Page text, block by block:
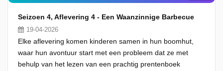
Seizoen 4, Aflevering 4 - Een Waanzinnige Barbecue
19-04-2026
Elke aflevering komen kinderen samen in hun boomhut,
waar hun avontuur start met een probleem dat ze met
behulp van het lezen van een prachtig prentenboek